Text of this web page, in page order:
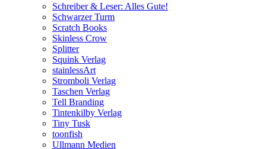
Schreiber & Leser: Alles Gute!
Schwarzer Turm
Scratch Books
Skinless Crow
Splitter
Squink Verlag
stainlessArt
Stromboli Verlag
Taschen Verlag
Tell Branding
Tintenkilby Verlag
Tiny Tusk
toonfish
Ullmann Medien